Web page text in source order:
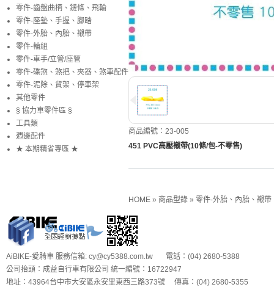
商品編號：23-005
451 PVC高壓襯帶(10條/包-不零售)
HOME » 商品型錄 » 零件-外胎、內胎、襯帶
零件-齒盤曲柄、鏈條、飛輪
零件-座墊、手握、腳踏
零件-外胎、內胎、襯帶
零件-輪組
零件-車手/立管/座管
零件-碟煞、煞把、夾器、煞車配件
零件-泥除、貨架、停車架
其他零件
§ 協力車零件區 §
工具類
週邊配件
★ 本期精省專區 ★
AiBIKE-愛騎車 服務信箱: cy@cy5388.com.tw 電話：(04) 2680-5388
公司抬頭：成益自行車有限公司 統一編號：16722947
地址：43964台中市大安區永安里東西三路373號 傳真：(04) 2680-5355